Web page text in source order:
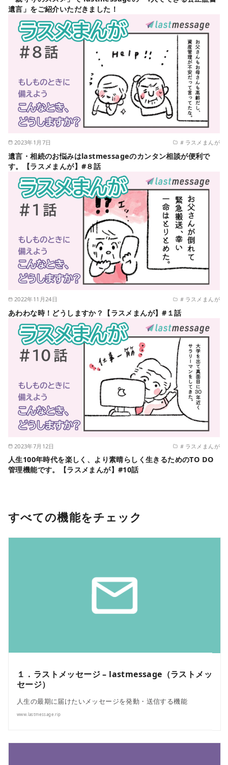
遺言」をご紹介いただきました！
2023年1月7日 ＃ラスメまんが
遺言・相続のお悩みはlastmessageのカンタン相談が便利で
す。【ラスメまんが】#８話
2022年11月24日 ＃ラスメまんが
あわわな時！どうしますか？【ラスメまんが】#１話
2023年7月12日 ＃ラスメまんが
人生100年時代を楽しく、より素晴らしく生きるためのTO DO
管理機能です。【ラスメまんが】#10話
すべての機能をチェック
１．ラストメッセージ – lastmessage（ラストメッ
セージ）
人生の最期に届けたいメッセージを発動・送信する機能
www.lastmessage.rip